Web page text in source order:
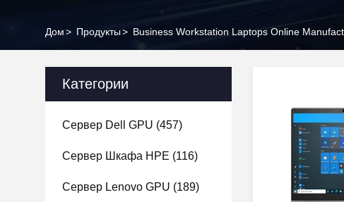
Дом> Продукты> Business Workstation Laptops Online
Категории
Сервер Dell GPU (457)
Сервер Шкафа HPE (116)
Сервер Lenovo GPU (189)